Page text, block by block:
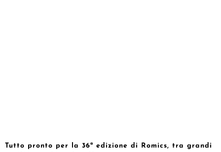
Tutto pronto per la 36ª edizione di Romics, tra grandi